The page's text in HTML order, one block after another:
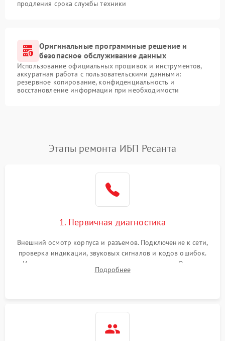
продления срока службы техники
Оригинальные программные решение и
безопасное обслуживание данных
Использование официальных прошивок и инструментов,
аккуратная работа с пользовательскими данными:
резервное копирование, конфиденциальность и
восстановление информации при необходимости
Этапы ремонта ИБП Ресанта
1. Первичная диагностика
Внешний осмотр корпуса и разъемов. Подключение к сети,
проверка индикации, звуковых сигналов и кодов ошибок.
Измерение входного и выходного напряжения. Оценка
реакции ИБП на отключение основного питания без
Подробнее